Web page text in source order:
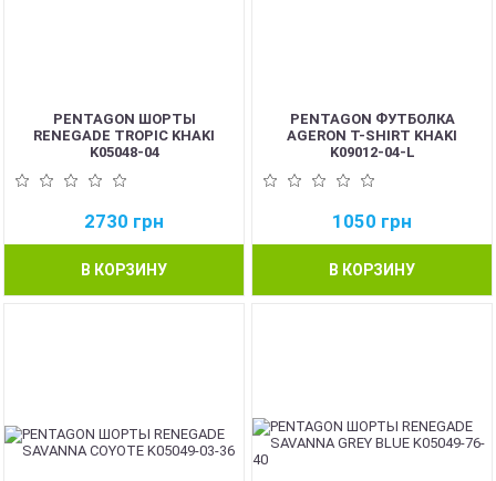
PENTAGON ШОРТЫ
RENEGADE TROPIC KHAKI
K05048-04
2730 грн
В КОРЗИНУ
PENTAGON ФУТБОЛКА
AGERON T-SHIRT KHAKI
K09012-04-L
1050 грн
В КОРЗИНУ